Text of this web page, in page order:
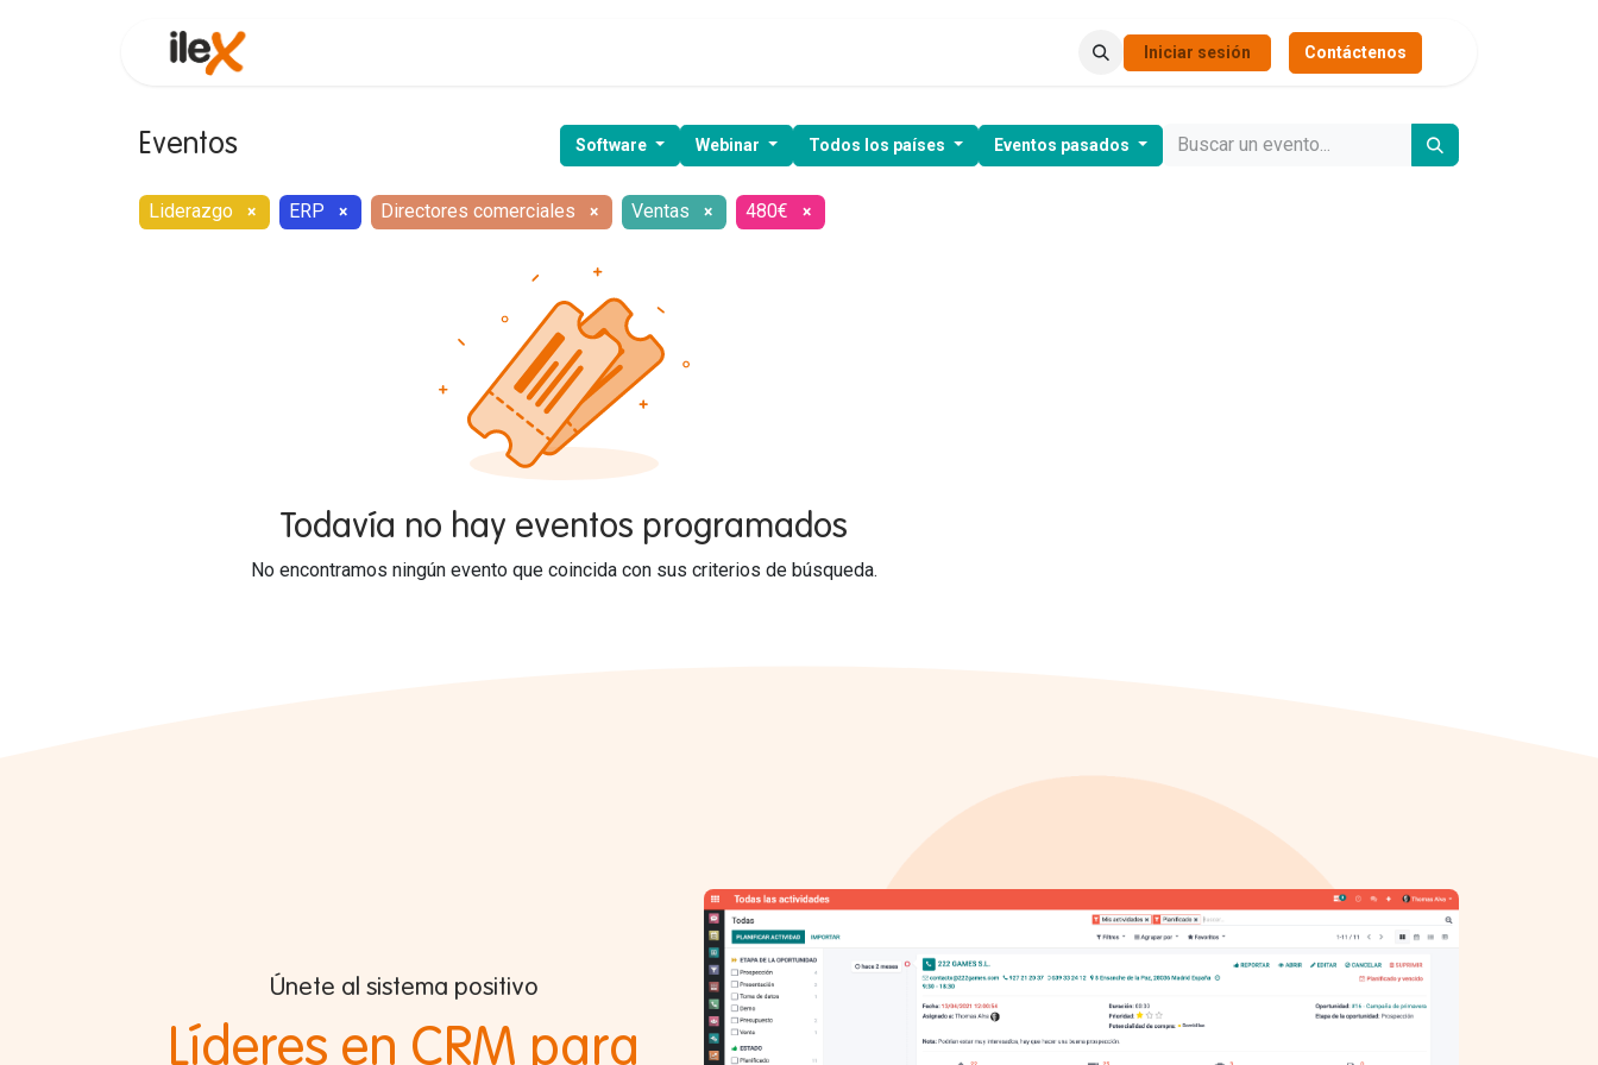
Iniciar sesión Contáctenos
Eventos Software Webinar Todos los países Eventos pasados
Liderazgo × ERP × Directores comerciales × Ventas × 480€ ×
Todavía no hay eventos programados
No encontramos ningún evento que coincida con sus criterios de búsqueda.
Únete al sistema positivo
Líderes en CRM para